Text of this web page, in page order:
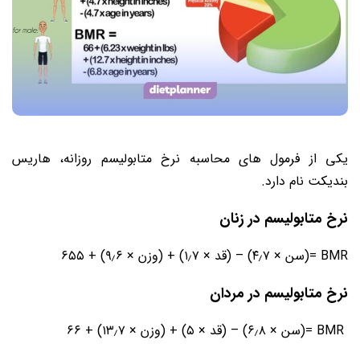
یکی از فرمول های محاسبه نرخ متابولیسم روزانه، هاریس
بندیکت نام دارد.
نرخ متابولیسم در زنان
BMR =(سن × ۴٫۷) – (قد × ۱٫۷) + (وزن × ۹٫۶) + ۶۵۵
نرخ متابولیسم در مردان